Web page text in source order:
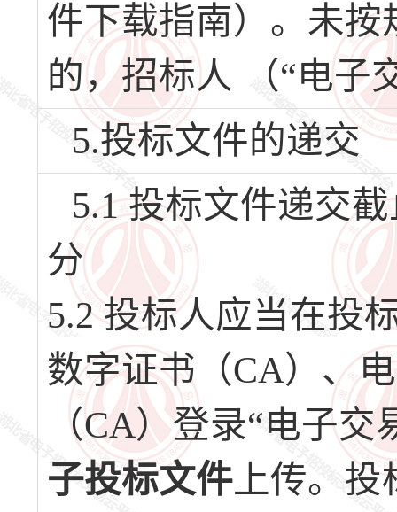
件下载指南）。未按
的，招标人 （“电子
5.投标文件的递交
5.1 投标文件递交
分
5.2 投标人应当在投
数字证书（CA）、
（CA）登录“电子
子投标文件 上传。